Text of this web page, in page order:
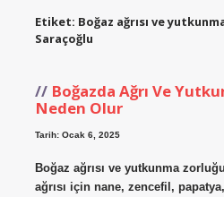
Etiket: Boğaz ağrısı ve
Saraçoğlu
Boğazda Ağrı Ve
Neden Olur
Tarih: Ocak 6, 2025
Boğaz ağrısı ve yutkunma
ağrısı için nane, zencefil,